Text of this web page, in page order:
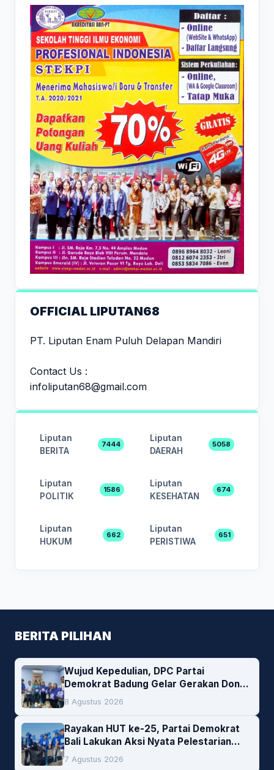
OFFICIAL LIPUTAN68
PT. Liputan Enam Puluh Delapan Mandiri
Contact Us :
infoliputan68@gmail.com
Liputan
BERITA
7444
Liputan
DAERAH
5058
Liputan
POLITIK
1586
Liputan
KESEHATAN
674
Liputan
HUKUM
662
Liputan
PERISTIWA
651
BERITA PILIHAN
Wujud Kepedulian, DPC Partai
Demokrat Badung Gelar Gerakan Donor
Darah
8 Agustus 2026
Rayakan HUT ke-25, Partai Demokrat
Bali Lakukan Aksi Nyata Pelestarian
Lingkungan
7 Agustus 2026